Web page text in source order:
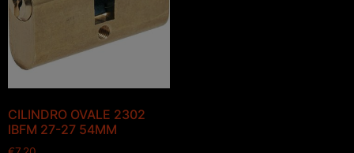
CILINDRO OVALE 2302
IBFM 27-27 54MM